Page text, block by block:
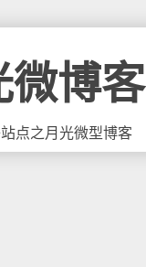
微博客
点之月光微型博客